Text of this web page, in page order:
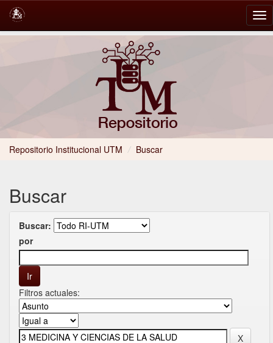
Repositorio Institucional UTM / Buscar
Buscar
Buscar:
por
Filtros actuales: